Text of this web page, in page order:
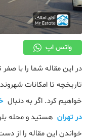
همایش و نمایشگاه
واتس اپ
در این مقاله شما را با
تاریخچه تا امکانات
خواهیم کرد. اگر به دنبال
در تهران هستید و محله
خواندن این مقاله را از